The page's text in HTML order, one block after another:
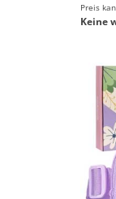
Preis
Keine